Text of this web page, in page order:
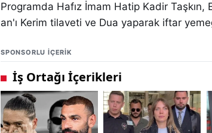
Programda Hafız İmam Hatip Kadir
an'ı Kerim tilaveti ve Dua yaparak iftar
SPONSORLU IÇERIK